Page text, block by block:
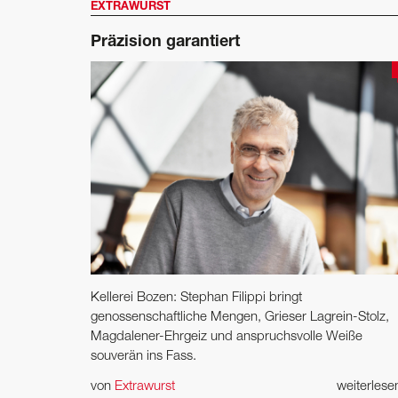
EXTRAWURST
Präzision garantiert
Kellerei Bozen: Stephan Filippi bringt
genossenschaftliche Mengen, Grieser Lagrein-Stolz,
Magdalener-Ehrgeiz und anspruchsvolle Weiße
souverän ins Fass.
von Extrawurst